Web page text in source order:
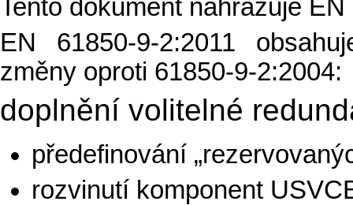
Tento dokument nahrazuje
EN 61850-9-2:2011
změny oproti 61850-9-2:2004:
doplnění volitelné
předefinování
rozvinutí komponent